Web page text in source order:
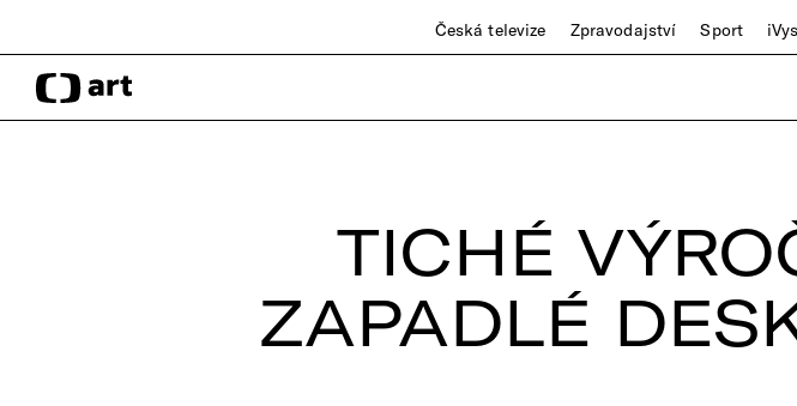
Česká televize Zpravodajství Sport
TICHÉ
ZAPADLÉ